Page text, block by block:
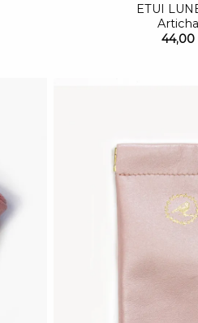
ETUI
44,00